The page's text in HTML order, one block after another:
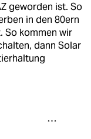
geworden ist. So
in den 80ern
So kommen wir
dann Solar